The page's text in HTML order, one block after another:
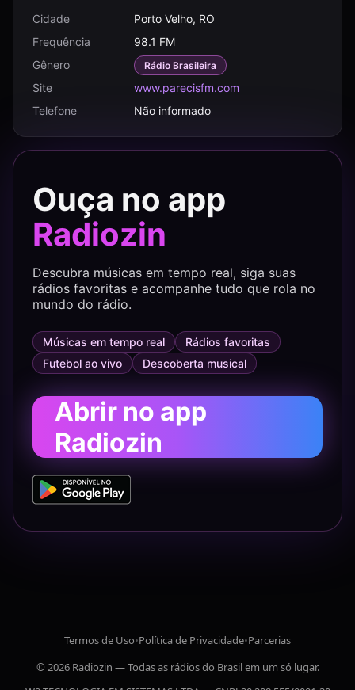
Cidade
Porto Velho, RO
Frequência
98.1 FM
Gênero
Rádio Brasileira
Site
www.parecisfm.com
Telefone
Não informado
Ouça no app
Radiozin
Descubra músicas em tempo real, siga suas
rádios favoritas e acompanhe tudo que rola no
mundo do rádio.
Músicas em tempo real
Rádios favoritas
Futebol ao vivo
Descoberta musical
Abrir no app
Radiozin
Termos de Uso•Política de Privacidade•Parcerias
© 2026 Radiozin — Todas as rádios do Brasil em um só lugar.